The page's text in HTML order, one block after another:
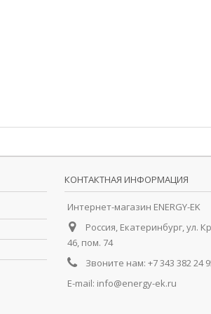
КОНТАКТНАЯ ИНФОРМАЦИЯ
Интернет-магазин ENERGY-EK
Россия, Екатеринбург, ул.
46, пом. 74
Звоните нам: +7 343 382 24
E-mail: info@energy-ek.ru